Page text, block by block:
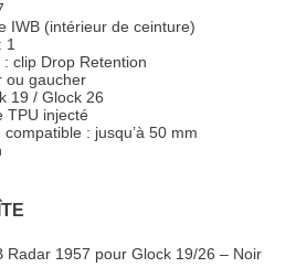
IWB (intérieur de ceinture)
1
clip Drop Retention
ou gaucher
19 / Glock 26
TPU injecté
: jusqu’à 50 mm
Radar 1957 pour Glock 19/26 – Noir